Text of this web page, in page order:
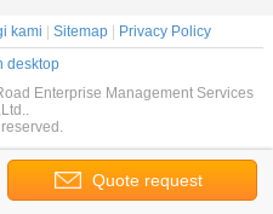
Quote request
kami Sitemap
Privacy Policy
desktop
Enterprise Management Services